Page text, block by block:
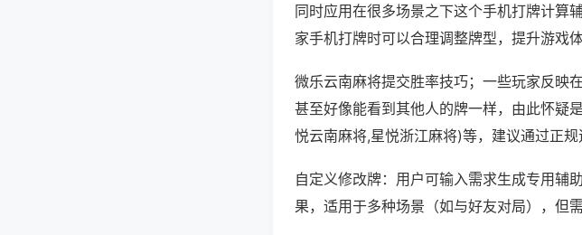
同时应用在很多场景之下这个手机打牌计算
家手机打牌时可以合理调整牌型，提升游戏
微乐云南麻将提交胜率技巧；一些玩家反映
甚至好像能看到其他人的牌一样，由此怀疑
悦云南麻将,星悦浙江麻将)等，建议通过正规
自定义修改牌：用户可输入需求生成专用辅
果，适用于多种场景（如与好友对局），但